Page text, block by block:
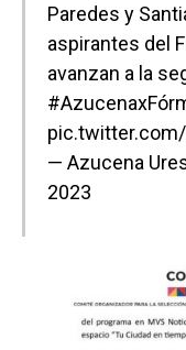
Paredes y
aspirantes del
avanzan a la
— Azucena
2023